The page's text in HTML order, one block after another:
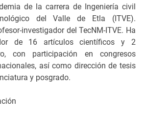
de la carrera de Ingeniería civil
del Valle de Etla (ITVE).
investigador del TecNM-ITVE. Ha
de 16 artículos científicos y 2
con participación en congresos
así como dirección de tesis
y posgrado.